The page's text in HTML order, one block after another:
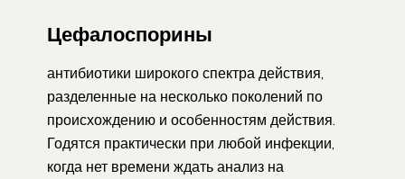
Цефалоспорины
антибиотики широкого спектра действия,
разделенные на несколько поколений по
происхождению и особенностям действия.
Годятся практически при любой инфекции,
когда нет времени ждать анализ на